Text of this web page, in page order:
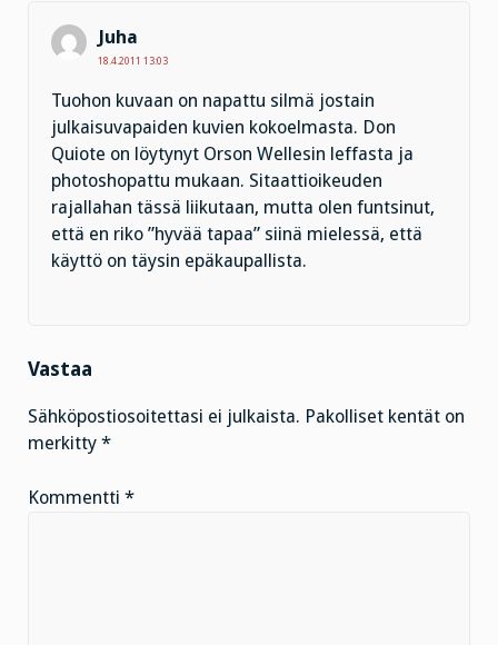
Juha
18.4.2011 13:03
Tuohon kuvaan on napattu silmä jostain
julkaisuvapaiden kuvien kokoelmasta. Don
Quiote on löytynyt Orson Wellesin leffasta ja
photoshopattu mukaan. Sitaattioikeuden
rajallahan tässä liikutaan, mutta olen funtsinut,
että en riko ”hyvää tapaa” siinä mielessä, että
käyttö on täysin epäkaupallista.
Vastaa
Sähköpostiosoitettasi ei julkaista. Pakolliset kentät on
merkitty *
Kommentti *